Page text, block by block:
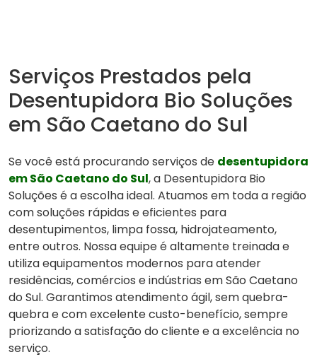
Serviços Prestados pela
Desentupidora Bio Soluções
em São Caetano do Sul
Se você está procurando serviços de desentupidora
em São Caetano do Sul, a Desentupidora Bio
Soluções é a escolha ideal. Atuamos em toda a região
com soluções rápidas e eficientes para
desentupimentos, limpa fossa, hidrojateamento,
entre outros. Nossa equipe é altamente treinada e
utiliza equipamentos modernos para atender
residências, comércios e indústrias em São Caetano
do Sul. Garantimos atendimento ágil, sem quebra-
quebra e com excelente custo-benefício, sempre
priorizando a satisfação do cliente e a excelência no
serviço.